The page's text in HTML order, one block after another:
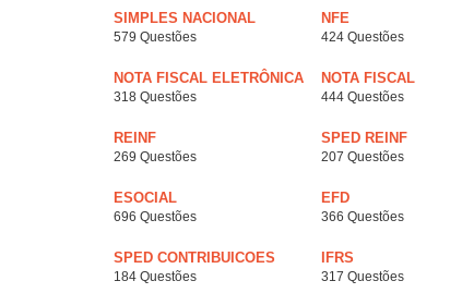
SIMPLES NACIONAL
579 Questões
NFE
424 Questões
NOTA FISCAL ELETRÔNICA
318 Questões
NOTA FISCAL
444 Questões
REINF
269 Questões
SPED REINF
207 Questões
ESOCIAL
696 Questões
EFD
366 Questões
SPED CONTRIBUICOES
184 Questões
IFRS
317 Questões